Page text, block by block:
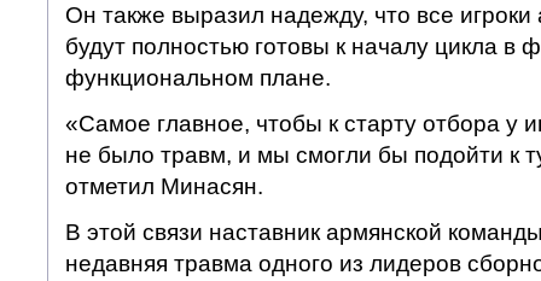
Он также выразил надежду, что все
будут полностью готовы к началу цикла в
функциональном плане.
«Самое главное, чтобы к старту отбора у
не было травм, и мы смогли бы подойти к
отметил Минасян.
В этой связи наставник армянской
недавняя травма одного из лидеров